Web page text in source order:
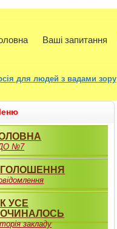
Ваші запитання
для людей з вадами зору
№7
УСЕ
закладу